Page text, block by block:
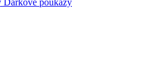
Dárkové poukazy